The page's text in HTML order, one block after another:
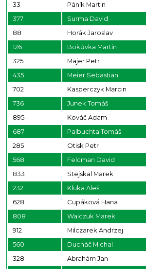
33
Páník Martin
377
Surma David
88
Horák Jaroslav
126
Bokůvka Martin
325
Majer Petr
435
Meier Sebastian
702
Kasperczyk Marcin
736
Junek Tomáš
895
Kováč Adam
687
Palbuchta Tomáš
285
Otisk Petr
568
Felcman David
833
Stejskal Marek
232
Kluka Aleš
628
Cupáková Hana
808
Walczuk Marek
912
Milczarek Andrzej
560
Ducháč Michal
328
Abrahám Jan